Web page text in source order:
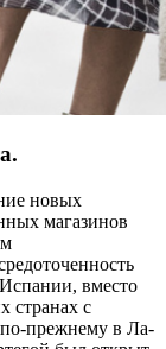
новых
магазинов
вместо
странах с
прежнему в Ла-